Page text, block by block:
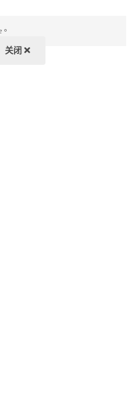
关闭